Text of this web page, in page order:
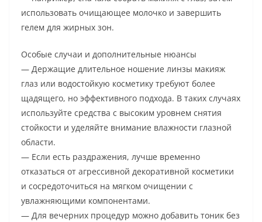
использовать очищающее молочко и завершить
гелем для жирных зон.
Особые случаи и дополнительные нюансы
— Держащие длительное ношение линзы макияж
глаз или водостойкую косметику требуют более
щадящего, но эффективного подхода. В таких случаях
используйте средства с высоким уровнем снятия
стойкости и уделяйте внимание влажности глазной
области.
— Если есть раздражения, лучше временно
отказаться от агрессивной декоративной косметики
и сосредоточиться на мягком очищении с
увлажняющими компонентами.
— Для вечерних процедур можно добавить тоник без